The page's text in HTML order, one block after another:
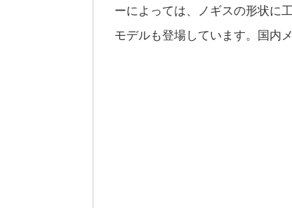
ーによっては、ノギスの形状に
モデルも登場しています。国内